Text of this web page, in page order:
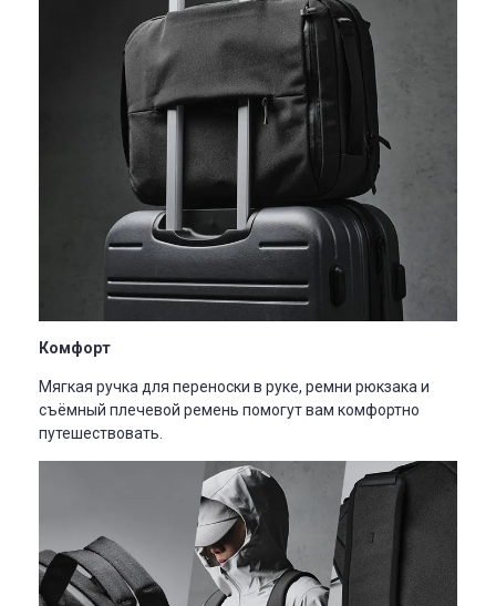
Комфорт
Мягкая ручка для переноски в руке, ремни рюкзака и
съёмный плечевой ремень помогут вам комфортно
путешествовать.